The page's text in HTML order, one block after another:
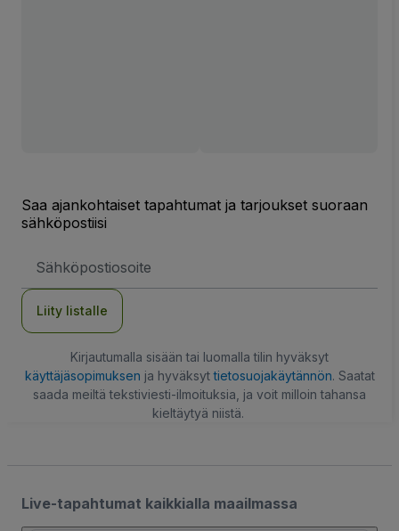
Saa ajankohtaiset tapahtumat ja tarjoukset suoraan
sähköpostiisi
Liity listalle
Kirjautumalla sisään tai luomalla tilin hyväksyt
käyttäjäsopimuksen ja hyväksyttietosuojakäytännön. Saatat
saada meiltä tekstiviesti-ilmoituksia, ja voit milloin tahansa
kieltäytyä niistä.
Live-tapahtumat kaikkialla maailmassa